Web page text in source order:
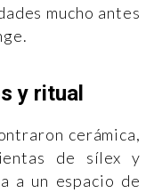
mucho antes
y ritual
cerámica,
de sílex y
a un espacio de